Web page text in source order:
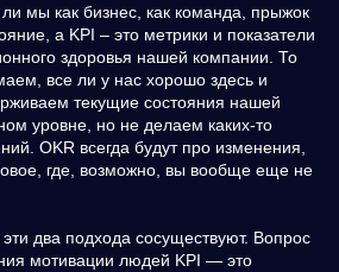
мы как бизнес, как команда, прыжок
а KPI – это метрики и показатели
здоровья нашей компании. То
все ли у нас хорошо здесь и
текущие состояния нашей
уровне, но не делаем каких-то
OKR всегда будут про изменения,
где, возможно, вы вообще еще не
два подхода сосуществуют. Вопрос
мотивации людей KPI — это